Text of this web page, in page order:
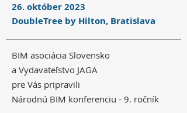
26. október 2023
DoubleTree by Hilton, Bratislava
BIM asociácia Slovensko
a Vydavateľstvo JAGA
pre Vás pripravili
Národnú BIM konferenciu - 9. ročník